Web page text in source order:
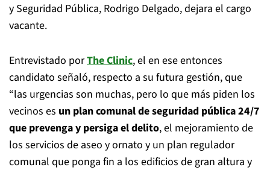
y Seguridad Pública, Rodrigo Delgado, dejara el cargo
vacante.
Entrevistado porThe Clinic, el en ese entonces
candidato señaló, respecto a su futura gestión, que
“las urgencias son muchas, pero lo que más piden los
vecinos es un plan comunal de seguridad pública 24/7
que prevenga y persiga el delito, el mejoramiento de
los servicios de aseo y ornato y un plan regulador
comunal que ponga fin a los edificios de gran altura y